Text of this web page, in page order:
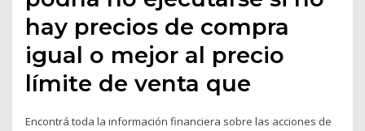
hay precios de compra
igual o mejor al precio
límite de venta que
Encontrá toda la información financiera sobre las acciones de